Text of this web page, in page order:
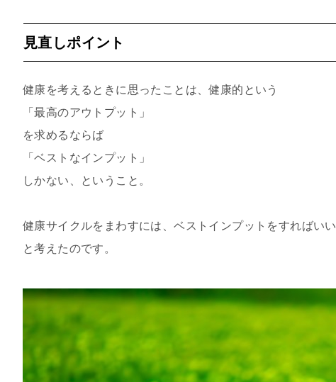
見直しポイント
健康を考えるときに思ったことは、健康的という
「最高のアウトプット」
を求めるならば
「ベストなインプット」
しかない、ということ。
健康サイクルをまわすには、ベストインプットをすればいい
と考えたのです。